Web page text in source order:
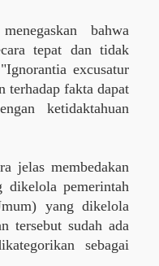
bahwa
tepat dan tidak
excusatur
fakta dapat
ketidaktahuan
jelas membedakan
dikelola pemerintah
yang dikelola
tersebut sudah ada
sebagai